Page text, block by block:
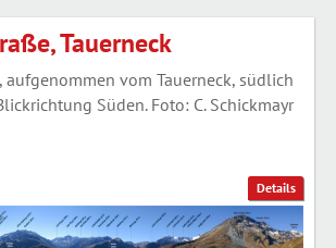
Details
Tauerneck
aufgenommen vom Tauerneck, südlich
Süden. Foto: C. Schickmayr